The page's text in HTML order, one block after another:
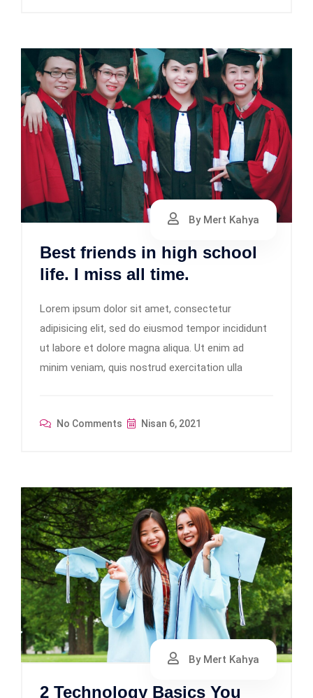
By Mert Kahya
Best friends in high school
life. I miss all time.
Lorem ipsum dolor sit amet, consectetur
adipisicing elit, sed do eiusmod tempor incididunt
ut labore et dolore magna aliqua. Ut enim ad
minim veniam, quis nostrud exercitation ulla
No Comments Nisan 6, 2021
By Mert Kahya
2 Technology Basics You